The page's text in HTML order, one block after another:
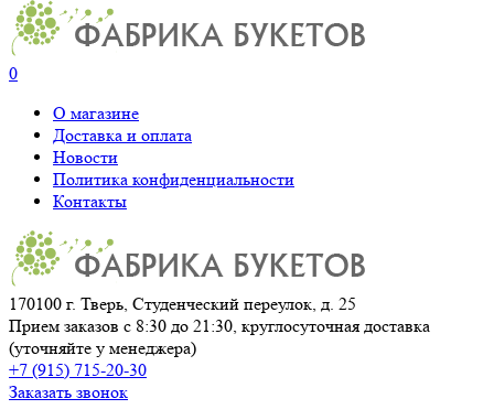
0
О магазине
Доставка и оплата
Новости
Политика конфиденциальности
Контакты
170100 г. Тверь, Студенческий переулок, д. 25
Прием заказов с 8:30 до 21:30, круглосуточная доставка
(уточняйте у менеджера)
+7 (915) 715-20-30
Заказать звонок